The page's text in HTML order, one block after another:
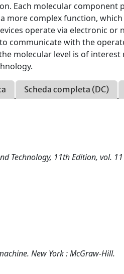
Each molecular
more complex function,
operate via electronic or
communicate with the
molecular level is of
Scheda completa (DC)
Technology, 11th Edition, vol. 11
New York : McGraw-Hill.